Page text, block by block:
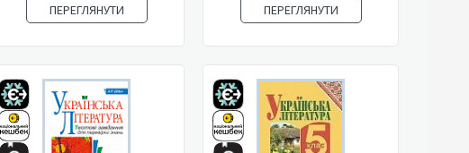
ПЕРЕГЛЯНУТИ ПЕРЕГЛЯНУТИ